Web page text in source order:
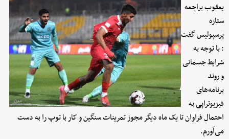
یعقوب براجعه
ستاره
پرسپولیس گفت
: با توجه به
شرایط جسمانی
و روند
برنامه‌های
فیزیوتراپی به
احتمال فراوان تا یک ماه دیگر مجوز تمرینات سنگین و کار با توپ را به دست
می‌آورم.